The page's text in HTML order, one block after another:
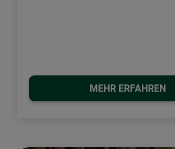
MEHR ERFAHREN